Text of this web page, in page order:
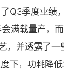
季度业绩，
满载量产，
，并透露了
下，功耗降低